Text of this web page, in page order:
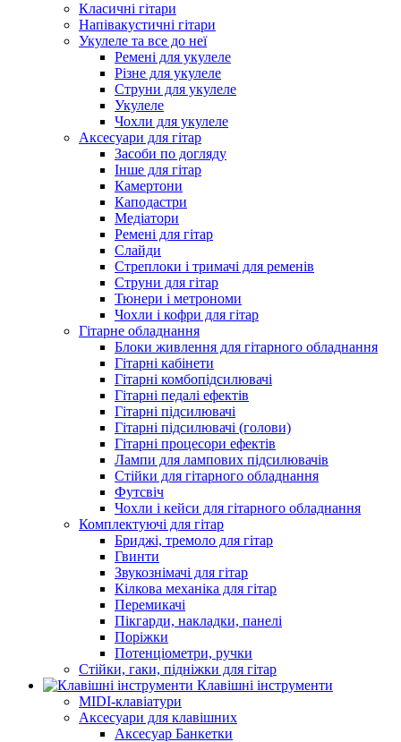
Класичні гітари
Напівакустичні гітари
Укулеле та все до неї
Ремені для укулеле
Різне для укулеле
Струни для укулеле
Укулеле
Чохли для укулеле
Аксесуари для гітар
Засоби по догляду
Інше для гітар
Камертони
Каподастри
Медіатори
Ремені для гітар
Слайди
Стреплоки і тримачі для ременів
Струни для гітар
Тюнери і метрономи
Чохли і кофри для гітар
Гітарне обладнання
Блоки живлення для гітарного обладнання
Гітарні кабінети
Гітарні комбопідсилювачі
Гітарні педалі ефектів
Гітарні підсилювачі
Гітарні підсилювачі (голови)
Гітарні процесори ефектів
Лампи для лампових підсилювачів
Стійки для гітарного обладнання
Футсвіч
Чохли і кейси для гітарного обладнання
Комплектуючі для гітар
Бриджі, тремоло для гітар
Гвинти
Звукознімачі для гітар
Кілкова механіка для гітар
Перемикачі
Пікгарди, накладки, панелі
Поріжки
Потенціометри, ручки
Стійки, гаки, підніжки для гітар
Клавішні інструменти
MIDI-клавіатури
Аксесуари для клавішних
Аксесуар Банкетки